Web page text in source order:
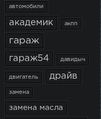
автомобили
академик акпп
гараж
гараж54 давидыч
двигатель драйв
замена
замена масла